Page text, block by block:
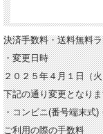
決済手数料・送料無料
・変更日時
２０２５年４月１日（
下記の通り変更となり
・コンビニ(番号端末式)
ご利用の際の手数料